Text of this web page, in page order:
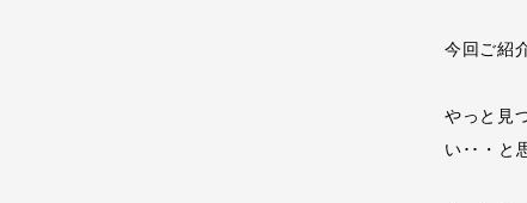
今回ご紹
やっと見
い･･・と